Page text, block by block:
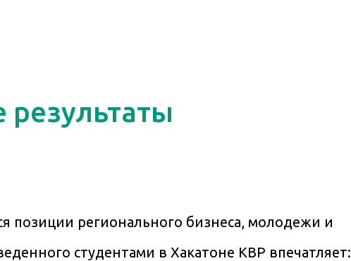
позиции регионального бизнеса, молодежи и
студентами в Хакатоне КВР впечатляет: